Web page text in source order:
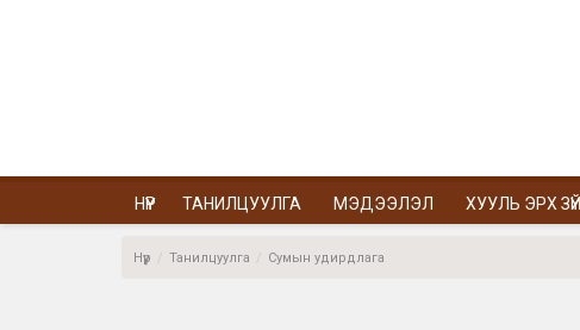
НҮҮР ТАНИЛЦУУЛГА МЭДЭЭЛЭЛ ХУУЛЬ ЭРХ ЗҮЙ
Нүүр Танилцуулга Сумын удирдлага